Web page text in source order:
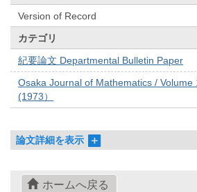
Version of Record
カテゴリ
紀要論文 Departmental Bulletin Paper
Osaka Journal of Mathematics /
(1973）
論文詳細を表示
ホームへ戻る